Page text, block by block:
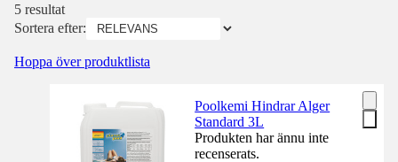
5 resultat
Sortera efter:
Hoppa över produktlista
Poolkemi Hindrar Alger
Standard 3L
Produkten har ännu inte
recenserats.